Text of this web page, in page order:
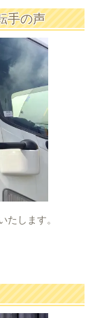
手の声
たします。